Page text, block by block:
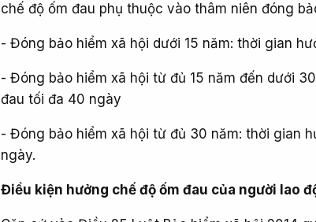
chế độ ốm đau phụ thuộc vào thâm niên đóng
- Đóng bảo hiểm xã hội dưới 15 năm: thời gian
- Đóng bảo hiểm xã hội từ đủ 15 năm đến dưới
đau tối đa 40 ngày
- Đóng bảo hiểm xã hội từ đủ 30 năm: thời gian
ngày.
Điều kiện hưởng chế độ ốm đau của người lao